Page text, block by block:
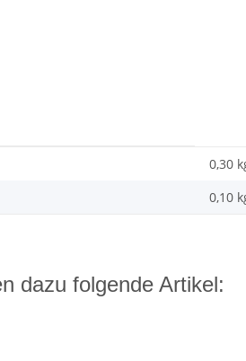
0,30
0,10
dazu folgende Artikel: